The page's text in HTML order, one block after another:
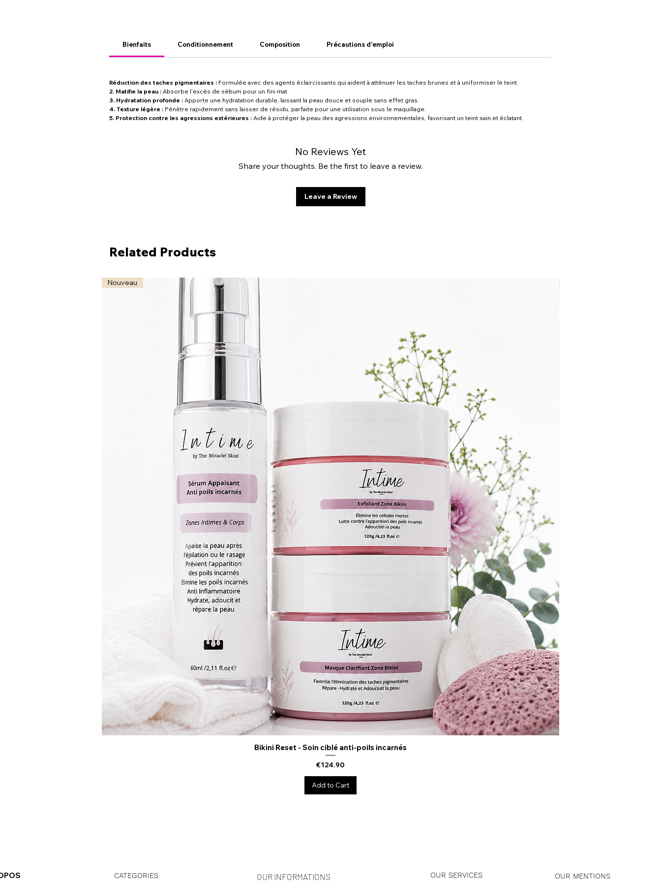
Bienfaits Conditionnement Composition Précautions d'emploi
Réduction des taches pigmentaires : Formulée avec des agents éclaircissants qui aident à atténuer les taches brunes et à uniformiser le teint.
2. Matifie la peau : Absorbe l’excès de sébum pour un fini mat
3. Hydratation profonde : Apporte une hydratation durable, laissant la peau douce et souple sans effet gras.
4. Texture légère : Pénètre rapidement sans laisser de résidu, parfaite pour une utilisation sous le maquillage.
5. Protection contre les agressions extérieures : Aide à protéger la peau des agressions environnementales, favorisant un teint sain et éclatant.
No Reviews Yet
Share your thoughts. Be the first to leave a review.
Leave a Review
Related Products
Quick View
Nouveau
Bikini Reset - Soin ciblé anti-poils incarnés
Price
€124.90
Add to Cart
CATEGORIES OUR INFORMATIONS OUR SERVICES OUR MENTIONS